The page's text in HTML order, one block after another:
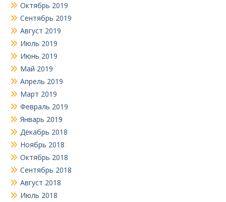
Октябрь 2019
Сентябрь 2019
Август 2019
Июль 2019
Июнь 2019
Май 2019
Апрель 2019
Март 2019
Февраль 2019
Январь 2019
Декабрь 2018
Ноябрь 2018
Октябрь 2018
Сентябрь 2018
Август 2018
Июль 2018